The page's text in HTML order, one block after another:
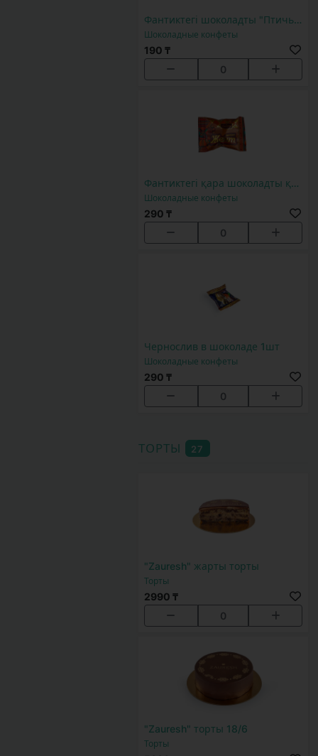
Фантиктегі шоколадты "Птичье молоко" 1 дана
Шоколадные конфеты
190 ₸
0
Фантиктегі қара шоколадты қантсыз жент 1 дана
Шоколадные конфеты
290 ₸
0
Чернослив в шоколаде 1шт
Шоколадные конфеты
290 ₸
0
ТОРТЫ 27
"Zauresh" жарты торты
Торты
2990 ₸
0
"Zauresh" торты 18/6
Торты